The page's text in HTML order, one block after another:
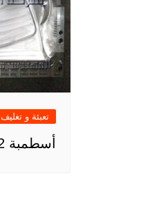
تعبئة و تغليف
أسطمبة 2 عين